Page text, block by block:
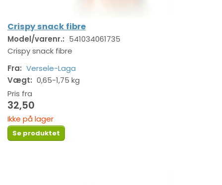
Crispy snack fibre
Model/varenr.: 541034061735
Crispy snack fibre
Fra: Versele-Laga
Vægt: 0,65-1,75 kg
Pris fra
32,50
Ikke på lager
Se produktet